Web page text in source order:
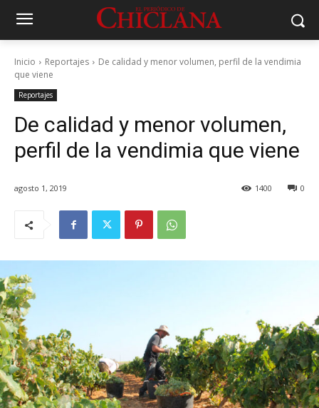
Inicio Reportajes
De calidad y menor volumen, perfil de la vendimia
que viene
Reportajes
De calidad y menor volumen,
perfil de la vendimia que viene
agosto 1, 2019 0
1400